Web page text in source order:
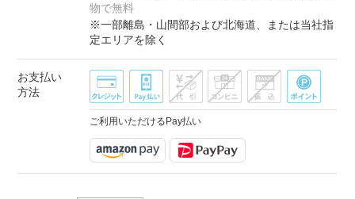
物で無料
※一部離島・山間部および北海道、または当社指
定エリアを除く
お支払い
方法
ご利用いただけるPay払い